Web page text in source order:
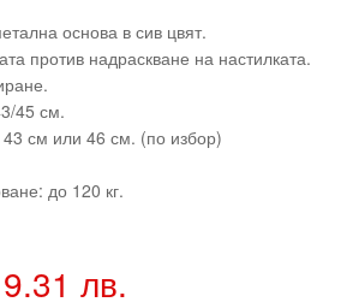
основа в сив цвят.
против надраскване на настилката.
45 см.
см или 46 см. (по избор)
до 120 кг.
лв.